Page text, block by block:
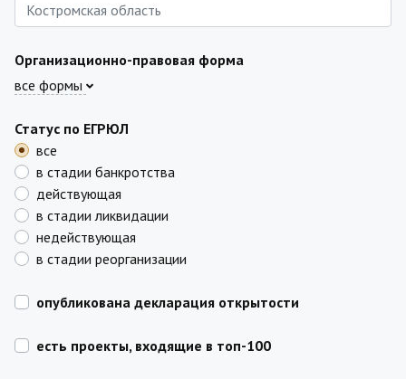
Организационно-правовая форма
все формы
Статус по ЕГРЮЛ
все
в стадии банкротства
действующая
в стадии ликвидации
недействующая
в стадии реорганизации
опубликована декларация открытости
есть проекты, входящие в топ-100